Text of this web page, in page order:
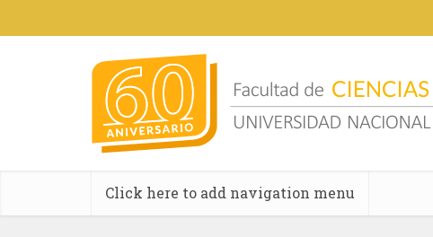
Click here to add navigation menu